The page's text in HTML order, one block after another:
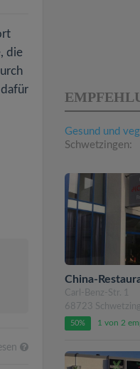
die
Gesund und
Schwetzingen:
China-
Carl-Benz-Str. 1
68723
50% 1 von 2